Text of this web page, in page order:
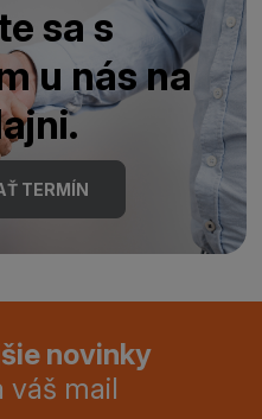
sa s
u nás na
TERMÍN
novinky
váš mail